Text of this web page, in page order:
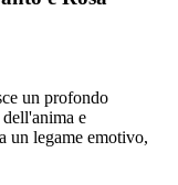
un profondo
e
un legame emotivo,